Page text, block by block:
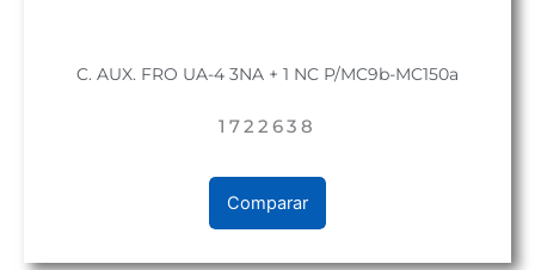
C. AUX. FRO UA-4 3NA + 1 NC P/MC9b-MC150a
1722638
Comparar